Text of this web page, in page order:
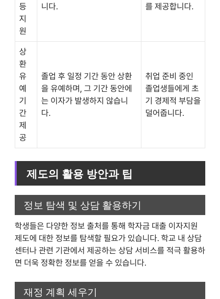
등
지
원
니다.
를 제공합니다.
상
환
유
예
기
간
제
공
졸업 후 일정 기간 동안 상환
을 유예하며, 그 기간 동안에
는 이자가 발생하지 않습니
다.
취업 준비 중인
졸업생들에게 초
기 경제적 부담을
덜어줍니다.
제도의 활용 방안과 팁
정보 탐색 및 상담 활용하기
학생들은 다양한 정보 출처를 통해 학자금 대출 이자지원
제도에 대한 정보를 탐색할 필요가 있습니다. 학교 내 상담
센터나 관련 기관에서 제공하는 상담 서비스를 적극 활용하
면 더욱 정확한 정보를 얻을 수 있습니다.
재정 계획 세우기